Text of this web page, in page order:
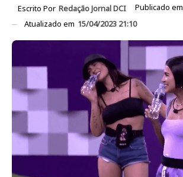
Escrito Por Redação Jornal DCI Publicado em
Atualizado em 15/04/2023 21:10